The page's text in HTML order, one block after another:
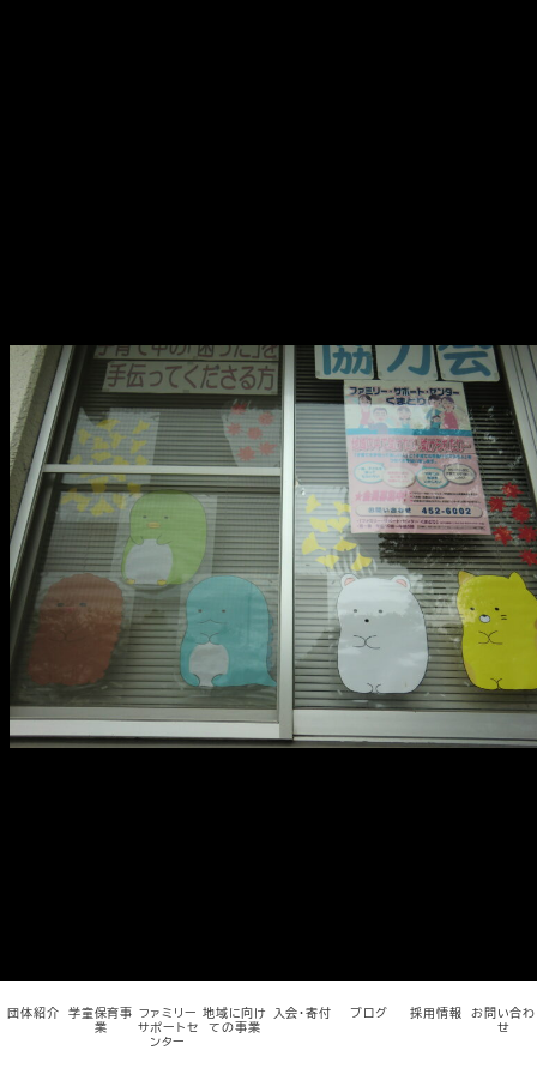
メ
イ
ン
コ
ン
テ
団体紹介 学童保育事
業
ファミリー
サポートセ
ンター
地域に向け
ての事業
入会・寄付 ブログ 採用情報 お問い合わ
せ